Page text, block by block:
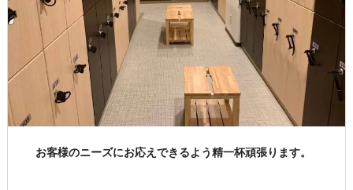
お客様のニーズにお応えできるよう精一杯頑張ります。